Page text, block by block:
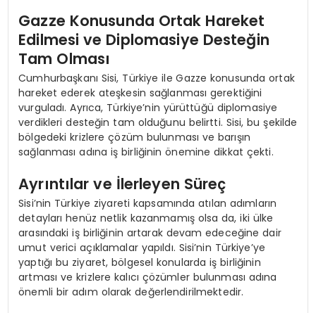
Gazze Konusunda Ortak Hareket
Edilmesi ve Diplomasiye Desteğin
Tam Olması
Cumhurbaşkanı Sisi, Türkiye ile Gazze konusunda ortak
hareket ederek ateşkesin sağlanması gerektiğini
vurguladı. Ayrıca, Türkiye’nin yürüttüğü diplomasiye
verdikleri desteğin tam olduğunu belirtti. Sisi, bu şekilde
bölgedeki krizlere çözüm bulunması ve barışın
sağlanması adına iş birliğinin önemine dikkat çekti.
Ayrıntılar ve İlerleyen Süreç
Sisi’nin Türkiye ziyareti kapsamında atılan adımların
detayları henüz netlik kazanmamış olsa da, iki ülke
arasındaki iş birliğinin artarak devam edeceğine dair
umut verici açıklamalar yapıldı. Sisi’nin Türkiye’ye
yaptığı bu ziyaret, bölgesel konularda iş birliğinin
artması ve krizlere kalıcı çözümler bulunması adına
önemli bir adım olarak değerlendirilmektedir.